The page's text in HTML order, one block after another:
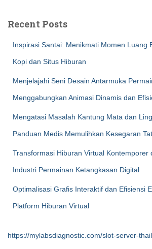
Recent Posts
Inspirasi Santai: Menikmati Momen Luang
Kopi dan Situs Hiburan
Menjelajahi Seni Desain Antarmuka
Menggabungkan Animasi Dinamis dan
Mengatasi Masalah Kantung Mata dan
Panduan Medis Memulihkan Kesegaran
Transformasi Hiburan Virtual Kontemporer
Industri Permainan Ketangkasan Digital
Optimalisasi Grafis Interaktif dan Efisiensi
Platform Hiburan Virtual
https://mylabsdiagnostic.com/slot-server-